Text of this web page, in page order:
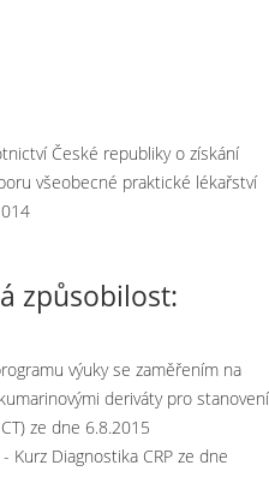
České republiky o získání
všeobecné praktické lékařství
způsobilost:
výuky se zaměřením na
deriváty pro stanovení
ze dne 6.8.2015
Kurz Diagnostika CRP ze dne